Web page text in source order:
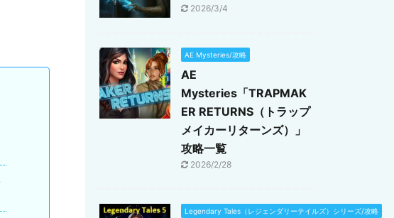
2026/3/4
AE Mysteries/攻略
AE
Mysteries「TRAPMAK
ER RETURNS（トラップ
メイカーリターンズ）」
攻略一覧
2026/2/28
Legendary Tales（レジェンダリーテイルズ）シリーズ/攻略